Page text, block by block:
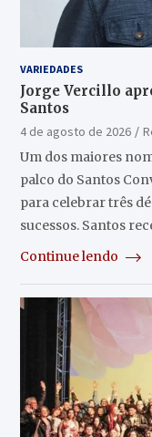
VARIEDADES
Jorge Vercillo
Santos
4 de agosto de 2026
Um dos maiores
palco do Santos
para celebrar três
sucessos. Santos
Continue lendo